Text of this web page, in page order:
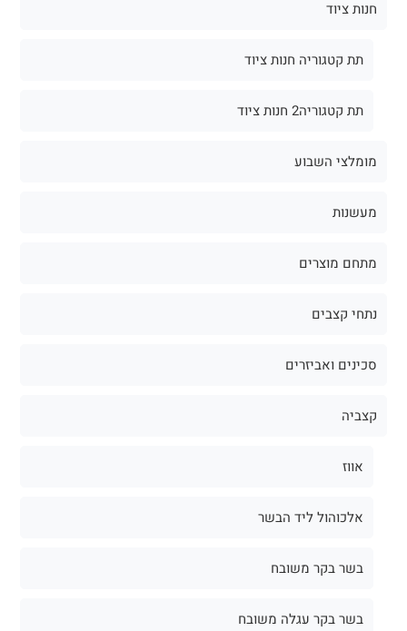
חנות ציוד
תת קטגוריה חנות ציוד
תת קטגוריה2 חנות ציוד
מומלצי השבוע
מעשנות
מתחם מוצרים
נתחי קצבים
סכינים ואביזרים
קצביה
אווז
אלכוהול ליד הבשר
בשר בקר משובח
בשר בקר עגלה משובח